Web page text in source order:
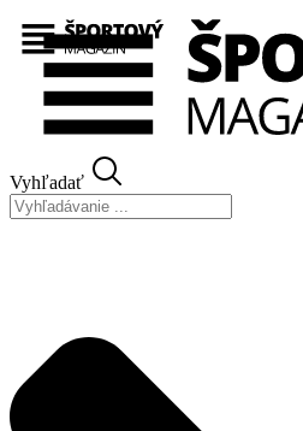
Preskočiť
na
obsah
Vyhľadať